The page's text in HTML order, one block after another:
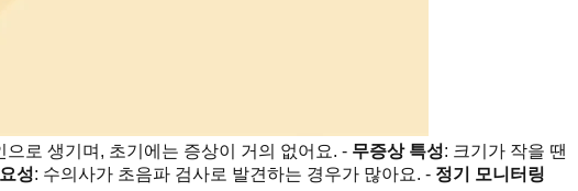
로 생기며, 초기에는 증상이 거의 없어요. - 무증상 특성: 크기가 작을 땐
성: 수의사가 초음파 검사로 발견하는 경우가 많아요. - 정기 모니터링